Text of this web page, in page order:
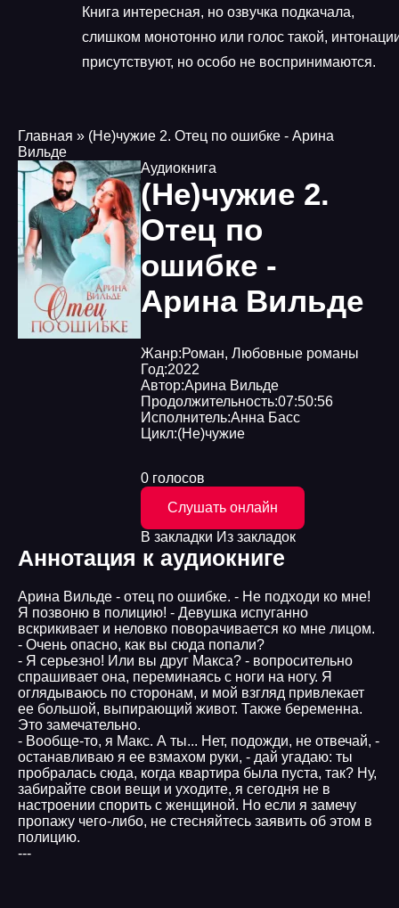
Книга интересная, но озвучка подкачала,
слишком монотонно или голос такой,
присутствуют, но особо не воспринимаются.
Главная » (Не)чужие 2. Отец по ошибке - Арина
Вильде
Аудиокнига
(Не)чужие 2.
Отец по
ошибке -
Арина Вильде
Жанр:Роман, Любовные романы
Год:2022
Автор:Арина Вильде
Продолжительность:07:50:56
Исполнитель:Анна Басс
Цикл:(Не)чужие
0 голосов
Слушать онлайн
В закладки Из закладок
Аннотация к аудиокниге
Арина Вильде - отец по ошибке. - Не подходи ко мне!
Я позвоню в полицию! - Девушка испуганно
вскрикивает и неловко поворачивается ко мне лицом.
- Очень опасно, как вы сюда попали?
- Я серьезно! Или вы друг Макса? - вопросительно
спрашивает она, переминаясь с ноги на ногу. Я
оглядываюсь по сторонам, и мой взгляд привлекает
ее большой, выпирающий живот. Также беременна.
Это замечательно.
- Вообще-то, я Макс. А ты... Нет, подожди, не отвечай, -
останавливаю я ее взмахом руки, - дай угадаю: ты
пробралась сюда, когда квартира была пуста, так? Ну,
забирайте свои вещи и уходите, я сегодня не в
настроении спорить с женщиной. Но если я замечу
пропажу чего-либо, не стесняйтесь заявить об этом в
полицию.
---